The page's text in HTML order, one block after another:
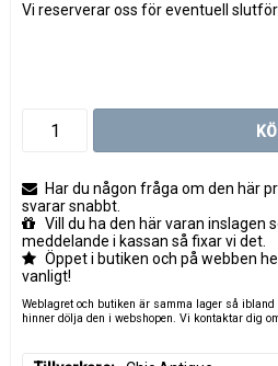
Vi reserverar oss för eventuell
Har du någon fråga om den här
svarar snabbt.
Vill du ha den här varan inslagen
meddelande i kassan så fixar vi det.
Öppet i butiken och på webben
vanligt!
Weblagret och butiken är samma lager så
hinner dölja den i webshopen. Vi kontaktar dig